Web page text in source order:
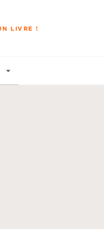
LIVRE !
arrow_drop_down